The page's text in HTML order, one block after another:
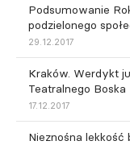
Podsumowanie
podzielonego
29.12.2017
Kraków. Werdykt
Teatralnego Boska
17.12.2017
Nieznośna lekkość